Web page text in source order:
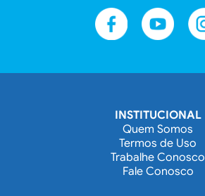
INSTITUCIONAL
Quem Somos
Termos de Uso
Trabalhe Conosco
Fale Conosco